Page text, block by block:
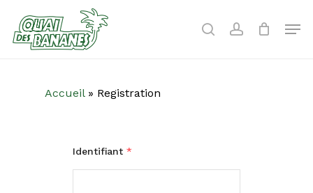
main
content
searchaccount
Accueil» Registration
Identifiant *